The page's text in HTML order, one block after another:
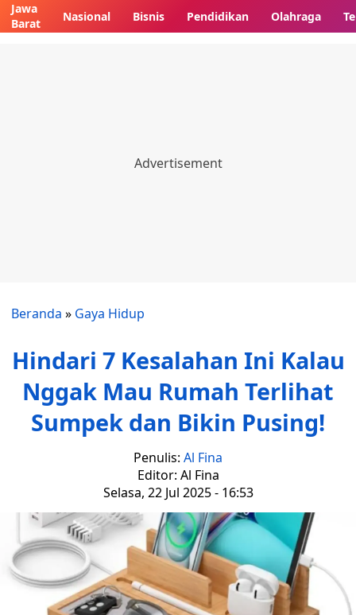
Jawa
Barat
Nasional Bisnis Pendidikan Olahraga
Beranda » Gaya Hidup
Hindari 7 Kesalahan Ini Kalau
Nggak Mau Rumah Terlihat
Sumpek dan Bikin Pusing!
Penulis: Al Fina
Editor: Al Fina
Selasa, 22 Jul 2025 - 16:53